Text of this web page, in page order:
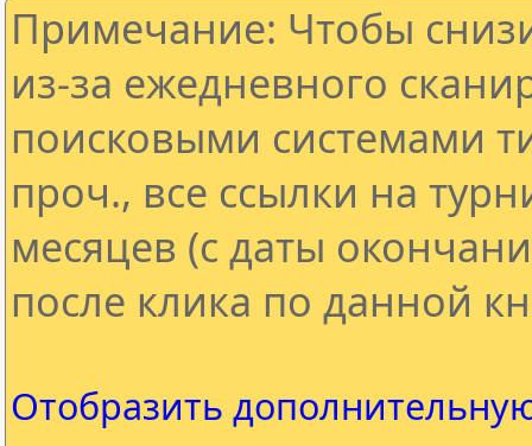
Примечание: Чтобы
из-за ежедневного
поисковыми системами
проч., все ссылки на
месяцев (с даты
после клика по данной
Отобразить